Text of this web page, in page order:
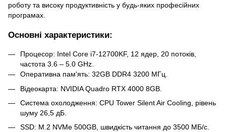
роботу та високу продуктивність у будь-яких професійних
програмах.
Основні характеристики:
Процесор: Intel Core i7-12700KF, 12 ядер, 20 потоків,
частота 3.6 – 5.0 GHz.
Оперативна пам'ять: 32GB DDR4 3200 МГц.
Відеокарта: NVIDIA Quadro RTX 4000 8GB.
Система охолодження: CPU Tower Silent Air Cooling, рівень
шуму 26,5 дБ.
SSD: M.2 NVMe 500GB, швидкість читання до 3500 МБ/с.